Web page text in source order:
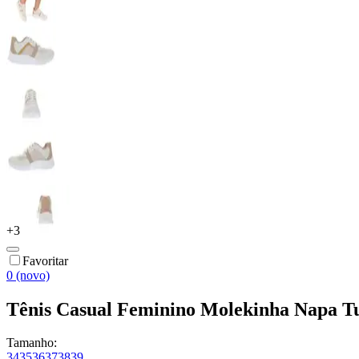
+3
Favoritar
0 (novo)
Tênis Casual Feminino Molekinha Napa
Tamanho: